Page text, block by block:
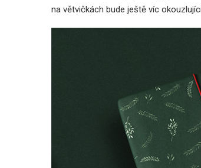
na větvičkách bude ještě víc